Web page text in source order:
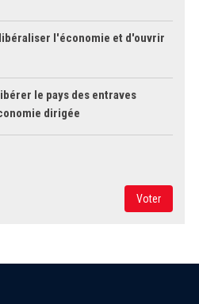
l'économie et d'ouvrir
le pays des entraves
dirigée
Voter